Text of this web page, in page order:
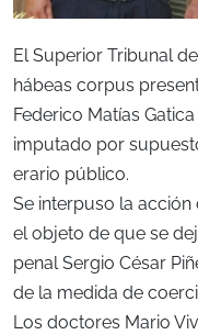
El Superior Tribunal
hábeas corpus
Federico Matías
imputado por
erario público.
Se interpuso la
el objeto de que se
penal Sergio César
de la medida de
Los doctores Mario